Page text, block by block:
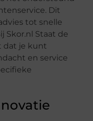
Dit
tot snelle
Skor.nl Staat de
dat je kunt
en service